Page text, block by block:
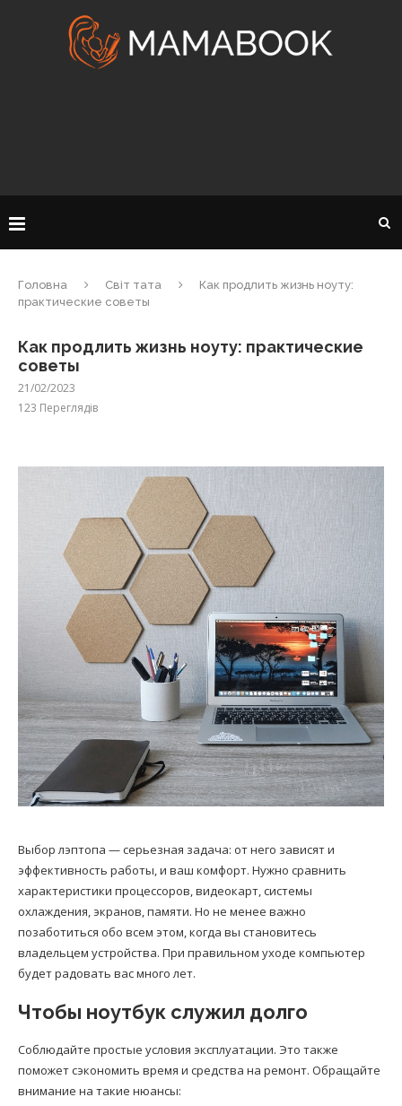
Головна Світ тата
Как продлить жизнь ноуту:
практические советы
Как продлить жизнь ноуту: практические
советы
21/02/2023
123 Переглядів
Выбор лэптопа — серьезная задача: от него зависят и
эффективность работы, и ваш комфорт. Нужно сравнить
характеристики процессоров, видеокарт, системы
охлаждения, экранов, памяти. Но не менее важно
позаботиться обо всем этом, когда вы становитесь
владельцем устройства. При правильном уходе компьютер
будет радовать вас много лет.
Чтобы ноутбук служил долго
Соблюдайте простые условия эксплуатации. Это также
поможет сэкономить время и средства на ремонт. Обращайте
внимание на такие нюансы: